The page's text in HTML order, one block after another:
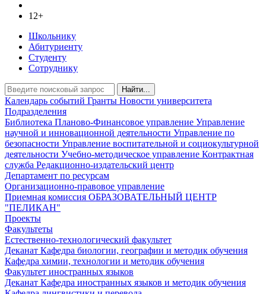
12+
Школьнику
Абитуриенту
Студенту
Сотруднику
Найти...
Календарь событий Гранты Новости университета
Подразделения
Библиотека Планово-Финансовое управление Управление
научной и инновационной деятельности Управление по
безопасности Управление воспитательной и социокультурной
деятельности Учебно-методическое управление Контрактная
служба Редакционно-издательский центр
Департамент по ресурсам
Организационно-правовое управление
Приемная комиссия ОБРАЗОВАТЕЛЬНЫЙ ЦЕНТР
"ПЕЛИКАН"
Проекты
Факультеты
Естественно-технологический факультет
Деканат Кафедра биологии, географии и методик обучения
Кафедра химии, технологии и методик обучения
Факультет иностранных языков
Деканат Кафедра иностранных языков и методик обучения